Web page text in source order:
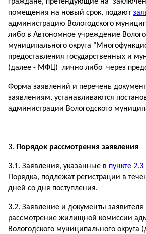
помещения на новый срок, подают
администрацию Вологодского
либо в Автономное учреждение
муниципального округа
предоставления государственных и
(далее - МФЦ) лично либо через
Форма заявлений и перечень
заявлениям, устанавливаются
администрации Вологодского
Порядок рассмотрения заявления
3.1. Заявления, указанные в пункте 2.3
Порядка, подлежат регистрации в
дней со дня поступления.
3.2. Заявление и документы заявителя
рассмотрение жилищной комиссии
Вологодского муниципального